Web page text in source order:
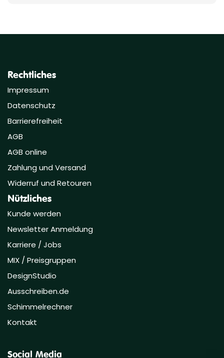
Rechtliches
Impressum
Datenschutz
Barrierefreiheit
AGB
AGB online
Zahlung und Versand
Widerruf und Retouren
Nützliches
Kunde werden
Newsletter Anmeldung
Karriere / Jobs
MIX / Preisgruppen
DesignStudio
Ausschreiben.de
Schimmelrechner
Kontakt
Social Media